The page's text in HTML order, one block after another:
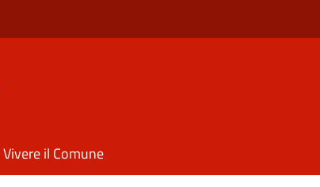
Vivere il Comune